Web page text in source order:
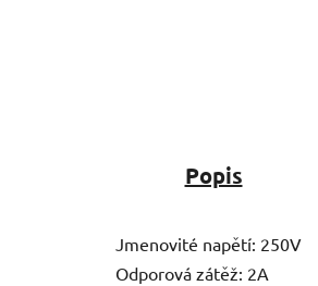
Popis
Jmenovité napětí: 250V
Odporová zátěž: 2A